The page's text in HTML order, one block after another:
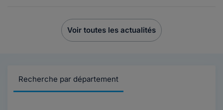
Voir toutes les actualités
Recherche par département